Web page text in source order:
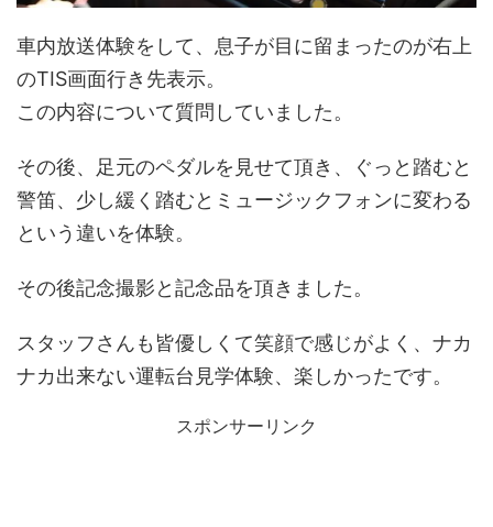
車内放送体験をして、息子が目に留まったのが右上
のTIS画面行き先表示。
この内容について質問していました。
その後、足元のペダルを見せて頂き、ぐっと踏むと
警笛、少し緩く踏むとミュージックフォンに変わる
という違いを体験。
その後記念撮影と記念品を頂きました。
スタッフさんも皆優しくて笑顔で感じがよく、ナカ
ナカ出来ない運転台見学体験、楽しかったです。
スポンサーリンク